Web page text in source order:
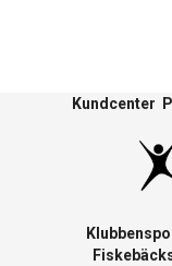
Kundcenter
Fiskebäcks